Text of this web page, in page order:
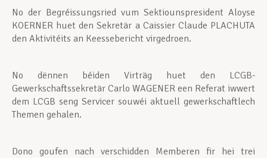
No der Begréissungsried vum Sektiounspresident Aloyse
KOERNER huet den Sekretär a Caissier Claude PLACHUTA
den Aktivitéits an Keessebericht virgedroen.
No dënnen béiden Virträg huet den LCGB-
Gewerkschaftssekretär Carlo WAGENER een Referat iwwert
dem LCGB seng Servicer souwéi aktuell gewerkschaftlech
Themen gehalen.
Dono goufen nach verschidden Memberen fir hei trei